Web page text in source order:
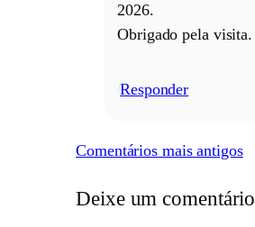
2026.
Obrigado pela visita.
Responder
Comentários mais antigos
Deixe um comentário